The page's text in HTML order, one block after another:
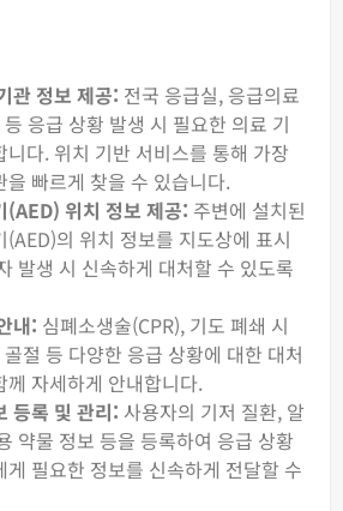
관 정보 제공: 전국 응급실, 응급의료
응급 상황 발생 시 필요한 의료 기
다. 위치 기반 서비스를 통해 가장
을 빠르게 찾을 수 있습니다.
(AED) 위치 정보 제공: 주변에 설치된
의 위치 정보를 지도상에 표시
발생 시 신속하게 대처할 수 있도록
내: 심폐소생술(CPR), 기도 폐쇄 시
절 등 다양한 응급 상황에 대한 대처
께 자세하게 안내합니다.
등록 및 관리: 사용자의 기저 질환, 알
약물 정보 등을 등록하여 응급 상황
게 필요한 정보를 신속하게 전달할 수